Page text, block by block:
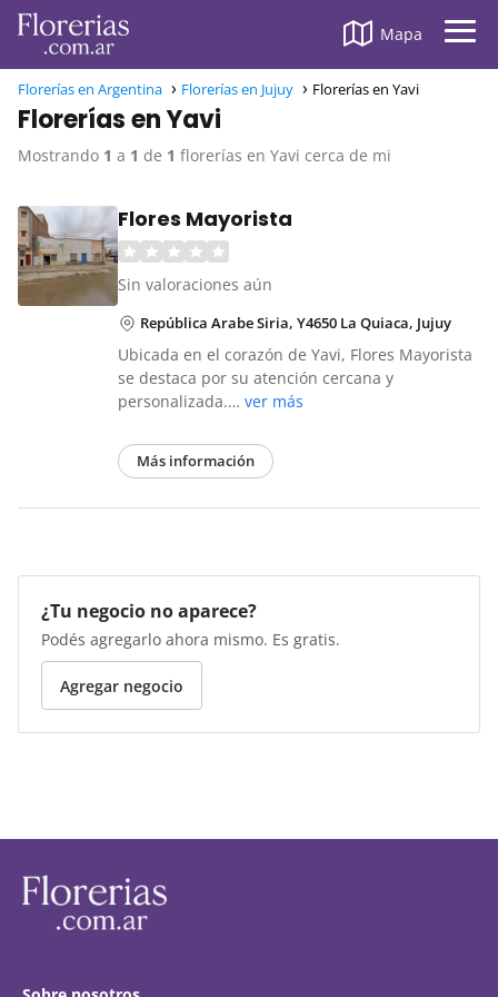
Mapa
Florerías en Argentina Florerías en Jujuy Florerías en Yavi
Florerías en Yavi
Mostrando 1 a 1 de 1 florerías en Yavi cerca de mi
Flores Mayorista
Sin valoraciones aún
República Arabe Siria, Y4650 La Quiaca, Jujuy
Ubicada en el corazón de Yavi, Flores Mayorista
se destaca por su atención cercana y
personalizada.… ver más
Más información
¿Tu negocio no aparece?
Podés agregarlo ahora mismo. Es gratis.
Agregar negocio